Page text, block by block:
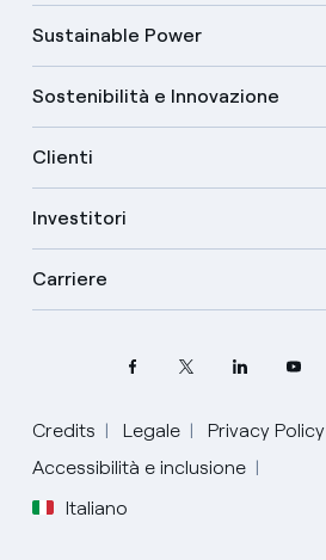
Sustainable Power
Sostenibilità e Innovazione
Clienti
Investitori
Carriere
Credits Legale Privacy Policy
Accessibilità e inclusione
Italiano